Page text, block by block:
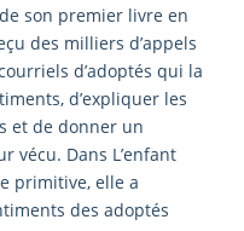
son premier livre en
des milliers d’appels
d’adoptés qui la
d’expliquer les
et de donner un
vécu. Dans L’enfant
primitive, elle a
des adoptés